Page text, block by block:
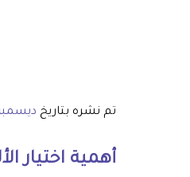
تم نشره بتاريخ ديسمبر 28,
أهمية اختيار